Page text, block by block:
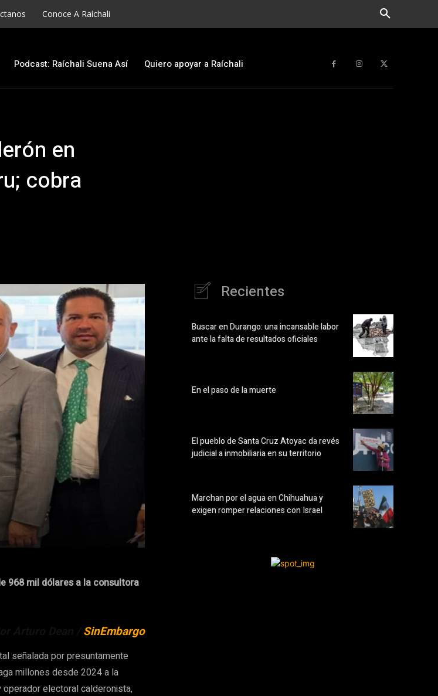
Conoce A Raíchali
Podcast: Raíchali Suena Así Quiero apoyar a Raíchali
en
cobra
968 mil dólares a la consultora
SinEmbargo
señalada por presuntamente
millones desde 2024 a la
electoral calderonista,
Recientes
Buscar en Durango: una incansable labor
ante la falta de resultados oficiales
En el paso de la muerte
El pueblo de Santa Cruz Atoyac da revés
judicial a inmobiliaria en su territorio
Marchan por el agua en Chihuahua y
exigen romper relaciones con Israel